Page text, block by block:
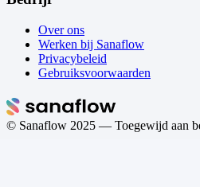
Over ons
Werken bij Sanaflow
Privacybeleid
Gebruiksvoorwaarden
© Sanaflow 2025 — Toegewijd aan